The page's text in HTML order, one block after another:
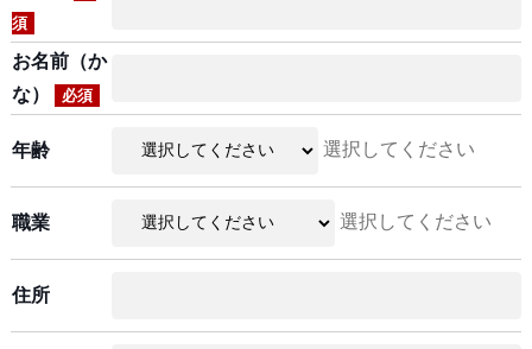
須
お名前（か
な）
必須
年齢 選択してください
職業 選択してください
住所